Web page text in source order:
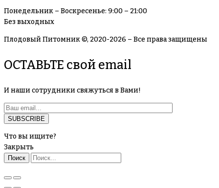
Понедельник – Воскресенье: 9:00 – 21:00
Без выходных
Плодовый Питомник ©, 2020-2026 – Все права защищены
ОСТАВЬТЕ свой email
И наши сотрудники свяжуться в Вами!
Что вы ищите?
Закрыть
Поиск